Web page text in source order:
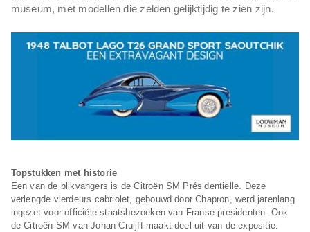
museum, met modellen die zelden gelijktijdig te zien zijn.
Topstukken met historie
Een van de blikvangers is de Citroën SM Présidentielle. Deze
verlengde vierdeurs cabriolet, gebouwd door Chapron, werd jarenlang
ingezet voor officiële staatsbezoeken van Franse presidenten. Ook
de Citroën SM van Johan Cruijff maakt deel uit van de expositie.